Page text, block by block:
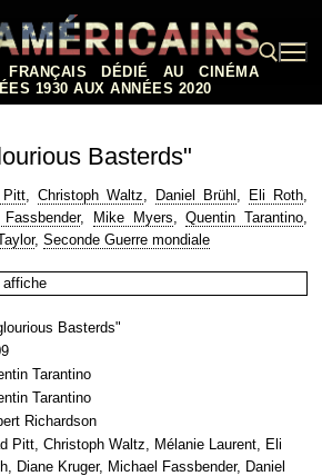
DÉDIÉ AU CINÉMA
1930 AUX ANNÉES 2020
Basterds"
Pitt, Christoph Waltz, Daniel Brühl , Eli Roth,
, Mike Myers,Quentin Tarantino,
, Seconde Guerre mondiale
Basterds"
Tarantino
Tarantino
Richardson
Pitt, Christoph Waltz, Mélanie Laurent, Eli
Diane Kruger, Michael Fassbender, Daniel